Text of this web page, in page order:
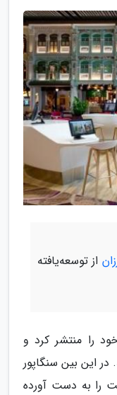
از توسعه‌یافته
هم آمار خود را منتشر کرد و
این بین سنگاپور
را به دست آورده